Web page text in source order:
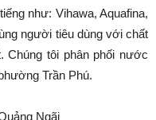
như: Vihawa, Aquafina,
người tiêu dùng với chất
Chúng tôi phân phối nước
Trần Phú.
Ngãi